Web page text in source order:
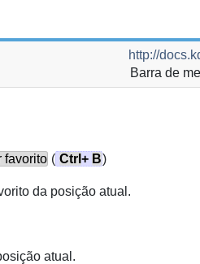
http://
Barra de
favorito ( Ctrl + B)
da posição atual .
atual .